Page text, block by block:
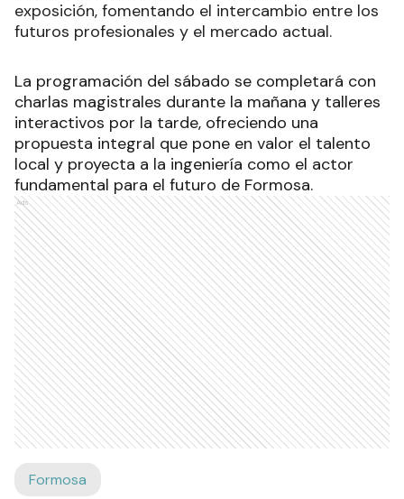
exposición, fomentando el intercambio entre los
futuros profesionales y el mercado actual.
La programación del sábado se completará con
charlas magistrales durante la mañana y talleres
interactivos por la tarde, ofreciendo una
propuesta integral que pone en valor el talento
local y proyecta a la ingeniería como el actor
fundamental para el futuro de Formosa.
Ads
Formosa